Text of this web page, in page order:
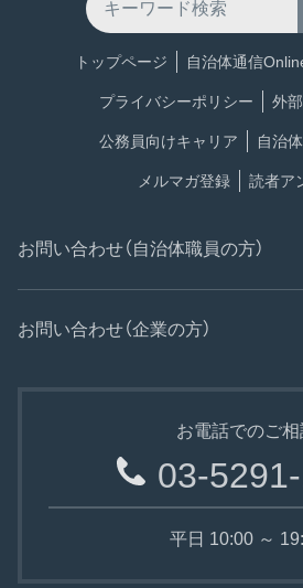
トップページ 自治体通信
プライバシーポリシー 外
公務員向けキャリア 自治
メルマガ登録 読者ア
お問い合わせ（自治体職員の方）
お問い合わせ（企業の方）
お電話でのご相
03-
平日 10:00 ～